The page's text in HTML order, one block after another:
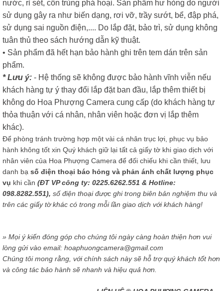
nước, rỉ sét, côn trùng phá hoại. Sản phẩm hư hỏng do người
sử dụng gây ra như biến dạng, rơi vỡ, trầy sướt, bể, đập phá,
sử dụng sai nguồn điện,.... Do lắp đặt, bảo trì, sử dụng không
tuân thủ theo sách hướng dẫn kỹ thuật.
• Sản phẩm đã hết hạn bảo hành ghi trên tem dán trên sản
phẩm.
* Lưu ý: - Hệ thống sẽ không được bảo hành vĩnh viễn nếu
khách hàng tự ý thay đổi lắp đặt ban đầu, lắp thêm thiết bị
không do Hoa Phượng Camera cung cấp (do khách hàng tự
thỏa thuận với cá nhân, nhân viên hoặc đơn vị lắp thêm
khác).
Để phòng tránh trường hợp một vài cá nhân trục lợi, phục vụ bảo
hành không tốt xin Quý khách giữ lại tất cả giấy tờ khi giao dịch với
nhân viên của Hoa Phượng Camera để đối chiếu khi cần thiết, lưu
danh bạ số điện thoại báo hỏng và phản ánh chất lượng phục
vụ khi cần (ĐT VP công ty: 0225.6262.551 & Hotline:
098.8282.551), số điện thoại được ghi trong biên bản nghiệm thu và
trên các giấy tờ khác có trong mỗi lần giao dịch với khách hàng!
» Mọi ý kiến đóng góp cho chúng tôi ngày càng hoàn thiện hơn vui
lòng gửi vào email: hoaphuongcamera@gmail.com
Chúng tôi mong rằng, với chính sách này sẽ hỗ trợ quý khách tốt hơn
và công tác bảo hành sẽ nhanh và hiệu quả hơn.